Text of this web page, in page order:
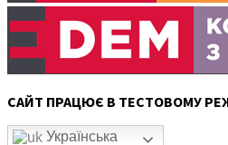
САЙТ ПРАЦЮЄ В ТЕСТОВОМУ
Українська